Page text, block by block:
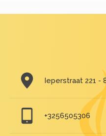
Ieperstraat 221 -
+3256505306